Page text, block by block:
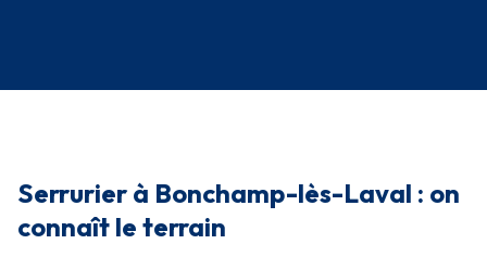
Serrurier à Bonchamp-lès-Laval : on
connaît le terrain